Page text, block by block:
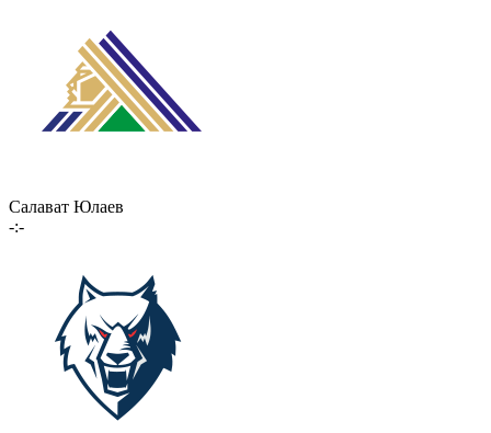
Салават Юлаев
-:-